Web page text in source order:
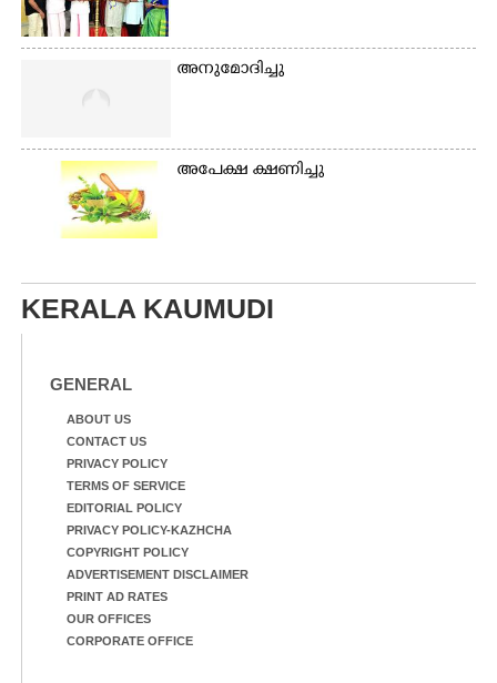
അനുമോദിച്ചു
അപേക്ഷ ക്ഷണിച്ചു
KERALA KAUMUDI
GENERAL
ABOUT US
CONTACT US
PRIVACY POLICY
TERMS OF SERVICE
EDITORIAL POLICY
PRIVACY POLICY-KAZHCHA
COPYRIGHT POLICY
ADVERTISEMENT DISCLAIMER
PRINT AD RATES
OUR OFFICES
CORPORATE OFFICE